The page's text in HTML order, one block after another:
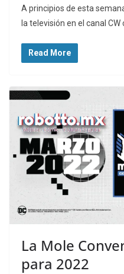
A principios de esta
la televisión en el canal CW
Read More
La Mole
para 2022